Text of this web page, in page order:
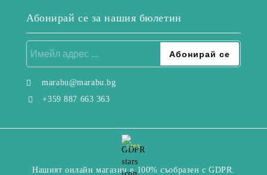
Абонирай се за нашия бюлетин
marabu@marabu.bg
+359 887 663 363
GDPR
Нашият онлайн магазин е 100% съобразен с GDPR.